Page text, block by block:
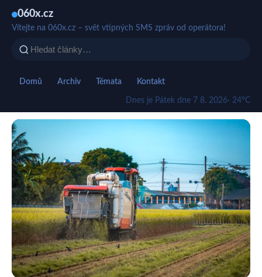
060x.cz
Vítejte na 060x.cz – svět vtipných SMS zpráv od operátora!
Domů Archiv Témata Kontakt
Dnes je Pátek dne 7 8. 2026· 24°C